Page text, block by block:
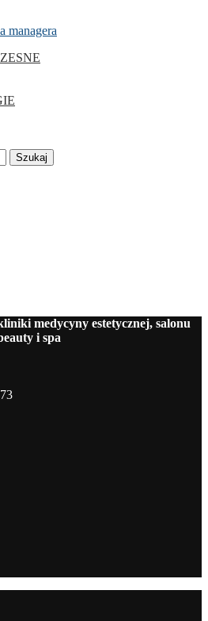
Szukaj
medycyny estetycznej, salonu
i spa